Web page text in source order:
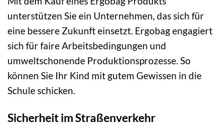
unterstützen Sie ein Unternehmen, das sich für
eine bessere Zukunft einsetzt. Ergobag engagiert
sich für faire Arbeitsbedingungen und
umweltschonende Produktionsprozesse. So
können Sie Ihr Kind mit gutem Gewissen in die
Schule schicken.
Sicherheit im Straßenverkehr